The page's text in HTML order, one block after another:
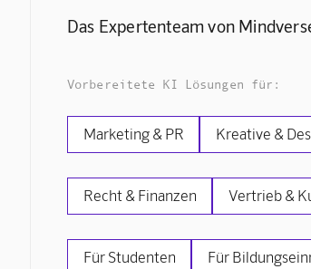
Das Expertenteam von
Vorbereitete KI Lösungen für:
Marketing & PR Kreative &
Recht & Finanzen Vertrieb &
Für Studenten Für